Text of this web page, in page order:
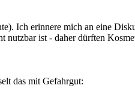
Ich erinnere mich an eine
nutzbar ist - daher dürften
das mit Gefahrgut: